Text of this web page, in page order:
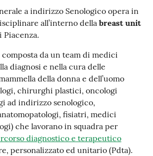
a indirizzo Senologico opera in
all’interno della breast unit
Piacenza.
da un team di medici
diagnosi e nella cura delle
della donna e dell’uomo
chirurghi plastici, oncologi
ad indirizzo senologico,
fisiatri, medici
che lavorano in squadra per
diagnostico e terapeutico
personalizzato ed unitario (Pdta).